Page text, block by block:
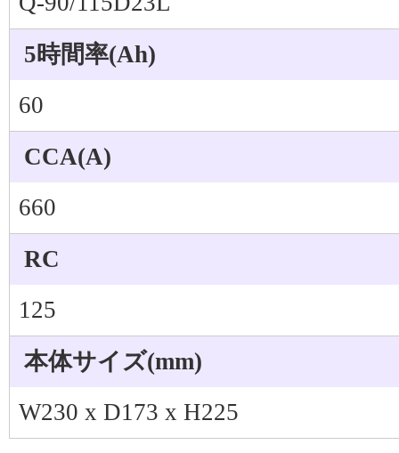
5時間率(Ah)
60
CCA(A)
660
RC
125
本体サイズ(mm)
W230 x D173 x H225